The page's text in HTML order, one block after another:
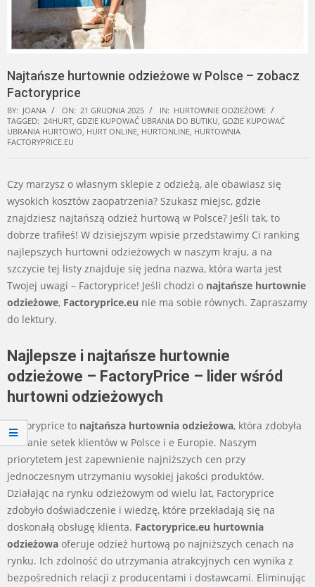
Najtańsze hurtownie odzieżowe w Polsce – zobacz
Factoryprice
BY: JOANA ON: 21 GRUDNIA 2025 IN: HURTOWNIE ODZIEŻOWE
TAGGED: 24HURT, GDZIE KUPOWAĆ UBRANIA DO BUTIKU, GDZIE KUPOWAĆ
UBRANIA HURTOWO, HURT ONLINE, HURTONLINE, HURTOWNIA
FACTORYPRICE.EU
Czy marzysz o własnym sklepie z odzieżą, ale obawiasz się
wysokich kosztów zaopatrzenia? Szukasz miejsc, gdzie
znajdziesz najtańszą odzież hurtową w Polsce? Jeśli tak, to
dobrze trafiłeś! W dzisiejszym wpisie przedstawimy Ci ranking
najlepszych hurtowni odzieżowych w naszym kraju, a na
szczycie tej listy znajduje się jedna nazwa, która warta jest
Twojej uwagi – Factoryprice! Jeśli chodzi o najtańsze hurtownie
odzieżowe, Factoryprice.eu nie ma sobie równych. Zapraszamy
do lektury.
Najlepsze i najtańsze hurtownie
odzieżowe – FactoryPrice – lider wśród
hurtowni odzieżowych
Factoryprice to najtańsza hurtownia odzieżowa, która zdobyła
zaufanie setek klientów w Polsce i e Europie. Naszym
priorytetem jest zapewnienie najniższych cen przy
jednoczesnym utrzymaniu wysokiej jakości produktów.
Działając na rynku odzieżowym od wielu lat, Factoryprice
zdobyło doświadczenie i wiedzę, które przekładają się na
doskonałą obsługę klienta. Factoryprice.eu hurtownia
odzieżowa oferuje odzież hurtową po najniższych cenach na
rynku. Ich zdolność do utrzymania atrakcyjnych cen wynika z
bezpośrednich relacji z producentami i dostawcami. Eliminując